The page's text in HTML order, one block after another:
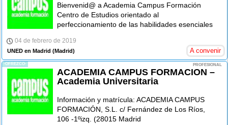
Bienvenid@ a Academia Campus Formación
Centro de Estudios orientado al
perfeccionamiento de las habilidades esenciales
04 de febrero de 2019
UNED en Madrid (Madrid) A convenir
-OFREZCO- PROFESIONAL
ACADEMIA CAMPUS FORMACION –
Academia Universitaria
Información y matrícula: ACADEMIA CAMPUS
FORMACIÓN, S.L. c/ Fernández de Los Ríos,
106 -1ºizq. (28015 Madrid